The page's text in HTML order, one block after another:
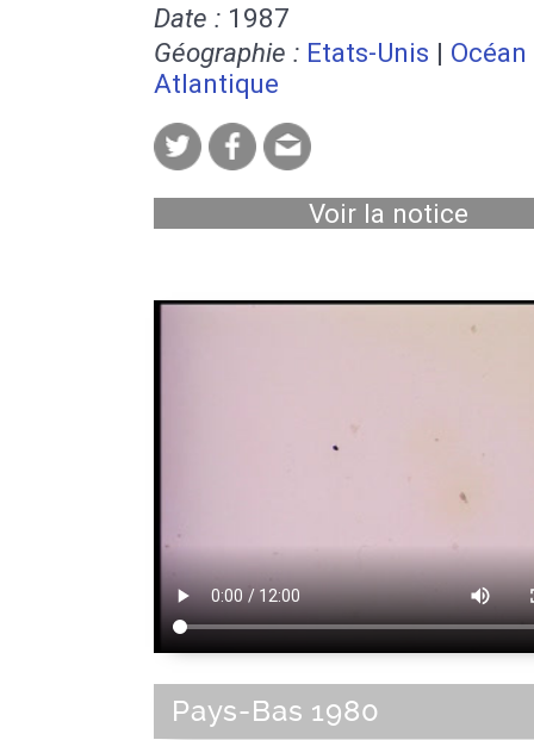
Date : 1987
Géographie : Etats-Unis | Océan
Atlantique
Voir la notice
Pays-Bas 1980